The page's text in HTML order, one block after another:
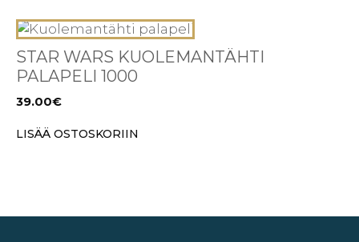
STAR WARS KUOLEMANTÄHTI
PALAPELI 1000
39.00€
LISÄÄ OSTOSKORIIN